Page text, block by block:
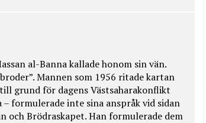
al-Banna kallade honom sin vän.
Mannen som 1956 ritade kartan
grund för dagens Västsaharakonflikt
formulerade inte sina anspråk vid sidan
och Brödraskapet. Han formulerade dem